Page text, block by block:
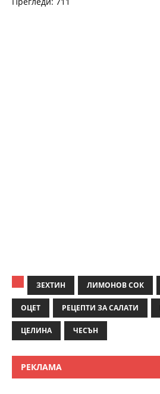
ЗЕХТИН ЛИМОНОВ СОК
ОЦЕТ РЕЦЕПТИ ЗА САЛАТИ
ЦЕЛИНА ЧЕСЪН
РЕКЛАМА